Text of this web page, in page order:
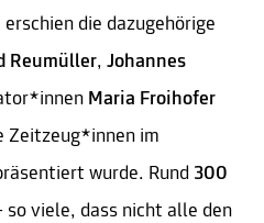
die dazugehörige
Reumüller, Johannes
Maria Froihofer
Zeitzeug*innen im
wurde. Rund 300
so viele, dass nicht alle den